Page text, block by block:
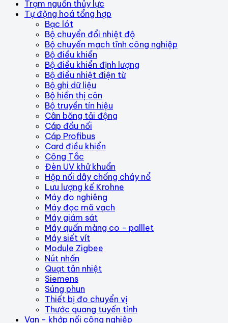
Trạm nguồn thủy lực
Tự động hoá tổng hợp
Bạc lót
Bộ chuyển đổi nhiệt độ
Bộ chuyển mạch tĩnh công nghiệp
Bộ điều khiển
Bộ điều khiển định lượng
Bộ điều nhiệt điện từ
Bộ ghi dữ liệu
Bộ hiển thị cân
Bộ truyền tín hiệu
Cân băng tải động
Cáp đầu nối
Cáp Profibus
Card điều khiển
Công Tắc
Đèn UV khử khuẩn
Hộp nối dây chống cháy nổ
Lưu lượng kế Krohne
Máy đo nghiêng
Máy đọc mã vạch
Máy giám sát
Máy quấn màng co - palllet
Máy siết vít
Module Zigbee
Nút nhấn
Quạt tản nhiệt
Siemens
Súng phun
Thiết bị đo chuyển vị
Thước quang tuyến tính
Van - khớp nối công nghiệp